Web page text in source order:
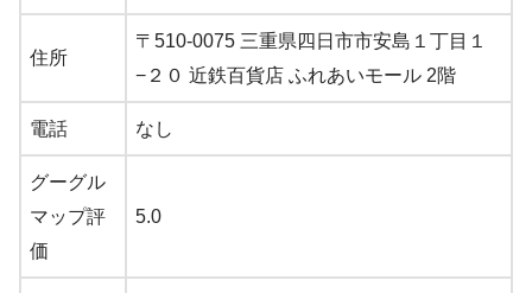
住所
〒510-0075 三重県四日市市安島１丁目１
−２０ 近鉄百貨店 ふれあいモール 2階
電話 なし
グーグル
マップ評
価
5.0